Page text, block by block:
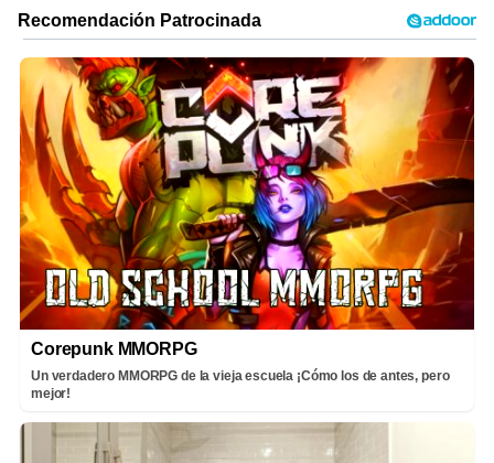
Corepunk MMORPG
Un verdadero MMORPG de la vieja escuela ¡Cómo los de antes, pero
mejor!